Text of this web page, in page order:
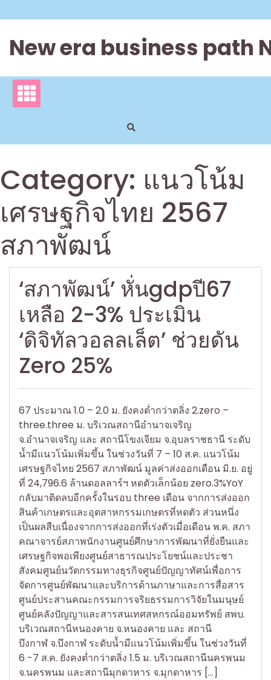
to
New era business path
Category: แนวโน้ม
เศรษฐกิจไทย 2567
สภาพัฒน์
‘สภาพัฒน์’ หั่นgdpปี67
เหลือ 2-3% ประเมิน
‘ดิจิทัลวอลลเล็ต’ ช่วยดัน
Zero 25%
67 ประมาณ 1.0 – 2.0 ม. ยังคงต่ำกว่าตลิ่ง 2.zero –
three.three ม. บริเวณสถานีอำนาจเจริญ
จ.อำนาจเจริญ และ สถานีโขงเจียม จ.อุบลราชธานี ระดับ
น้ำมีแนวโน้มเพิ่มขึ้น ในช่วงวันที่ 7 – 10 ส.ค. แนวโน้ม
เศรษฐกิจไทย 2567 สภาพัฒน์ มูลค่าส่งออกเดือน มิ.ย. อยู่
ที่ 24,796.6 ล้านดอลลาร์ฯ หดตัวเล็กน้อย zero.3%YoY
กลับมาติดลบอีกครั้งในรอบ three เดือน จากการส่งออก
สินค้าเกษตรและอุตสาหกรรมเกษตรที่หดตัว ส่วนหนึ่ง
เป็นผลสืบเนื่องจากการส่งออกที่เร่งตัวเมื่อเดือน พ.ค. สภา
คณาจารย์สภาพนักงานศูนย์ศึกษาการพัฒนาที่ยั่งยืนและ
เศรษฐกิจพอเพียงศูนย์สาธารณประโยชน์และประชา
สังคมศูนย์นวัตกรรมทางธุรกิจศูนย์ปัญญาทัศน์เพื่อการ
จัดการศูนย์พัฒนาและบริการด้านภาษาและการสื่อสาร
ศูนย์ประสานคณะกรรมการจริยธรรมการวิจัยในมนุษย์
ศูนย์คลังปัญญาและสารสนเทศสหกรณ์ออมทรัพย์ สพบ.
บริเวณสถานีหนองคาย จ.หนองคาย และ สถานี
บึงกาฬ จ.บึงกาฬ ระดับน้ำมีแนวโน้มเพิ่มขึ้น ในช่วงวันที่
6 -7 ส.ค. ยังคงต่ำกว่าตลิ่ง 1.5 ม. บริเวณสถานีนครพนม
จ.นครพนม และสถานีมุกดาหาร จ.มุกดาหาร […]